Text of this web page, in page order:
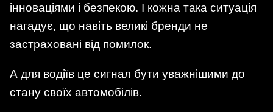
інноваціями і безпекою. І кожна така ситуація
нагадує, що навіть великі бренди не
застраховані від помилок.
А для водіїв це сигнал бути уважнішими до
стану своїх автомобілів.